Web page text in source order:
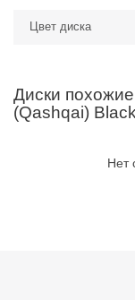
Цвет диска
Диски
(Qashqai)
Нет